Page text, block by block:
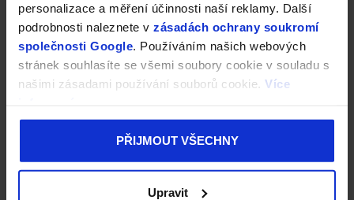
personalizace a měření účinnosti naší reklamy. Další
podrobnosti naleznete v zásadách ochrany soukromí
společnosti Google . Používáním našich webových
stránek souhlasíte se všemi soubory cookie v souladu s
našimi zásadami používání souborů cookie. Více
PŘIJMOUT VŠECHNY
Upravit